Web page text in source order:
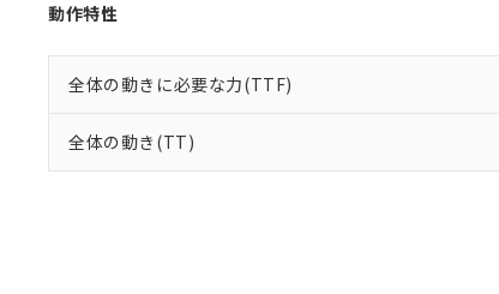
動作特性
全体の動きに必要な力(TTF)
全体の動き(TT)